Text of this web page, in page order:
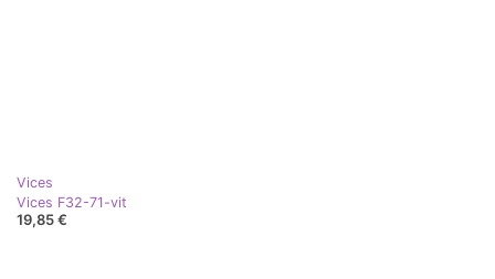
Vices
Vices F32-71-vit
19,85 €